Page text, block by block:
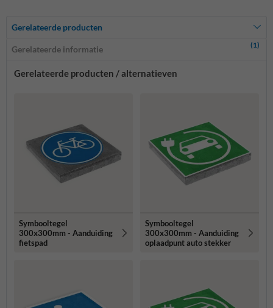
Gerelateerde producten
Gerelateerde informatie (1)
Gerelateerde producten / alternatieven
Symbooltegel
300x300mm - Aanduiding
fietspad
Symbooltegel
300x300mm - Aanduiding
oplaadpunt auto stekker